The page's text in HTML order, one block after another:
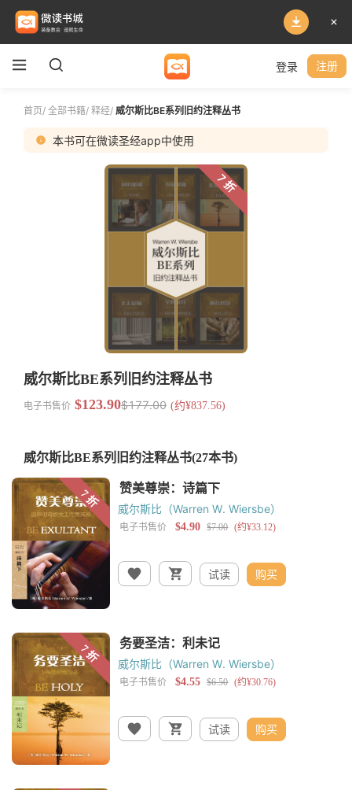
登录 注册
首页/ 全部书籍/ 释经/ 威尔斯比BE系列旧约注释丛书
本书可在微读圣经app中使用
7 折
威尔斯比BE系列旧约注释丛书
电子书售价 $123.90$177.00 (约¥837.56)
威尔斯比BE系列旧约注释丛书(27本书)
威尔斯比（Warren W. Wiersbe）
试读 购买
威尔斯比（Warren W. Wiersbe）
试读 购买